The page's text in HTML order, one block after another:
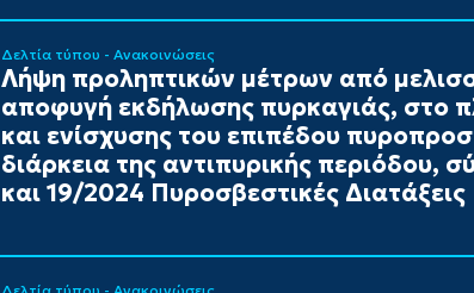
Δελτία τύπου - Ανακοινώσεις
Λήψη προληπτικών μέτρων από
αποφυγή εκδήλωσης πυρκαγιάς, στο
και ενίσχυσης του επιπέδου
διάρκεια της αντιπυρικής περιόδου,
και 19/2024 Πυροσβεστικές Διατάξεις